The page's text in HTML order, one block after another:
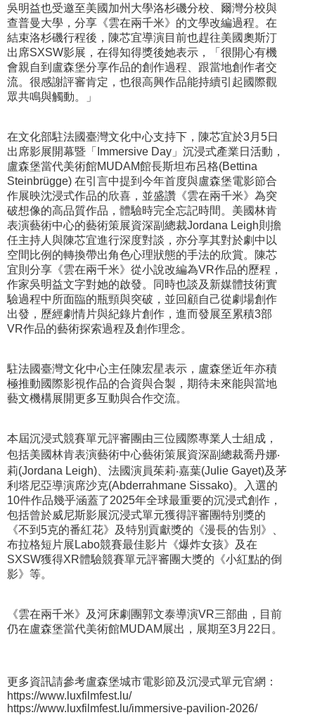
吳明益也受邀至美國加州大學洛杉磯分校、爾灣分校與
查普曼大學，分享《雲在兩千米》的文學改編過程。在
結束洛杉磯行程後，陳芯宜導演目前也趕往美國奧斯汀
出席SXSW影展，在得知得獎後她表示，「很開心有機
會親自到盧森堡分享作品的創作過程、跟當地創作者交
流。很感謝評審肯定，也很高興作品能持續引起國際觀
眾共鳴與觸動。」
在文化部駐法國臺灣文化中心支持下，陳芯宜於3月5日
出席影展開幕暨「Immersive Day」沉浸式產業日活動，
盧森堡當代美術館MUDAM館長斯坦布呂格(Bettina
Steinbrügge) 在引言中提到今年首度與盧森堡電影節合
作展映沈浸式作品的欣喜，並盛讚《雲在兩千米》為突
破想像的高品質作品，體驗時完全忘記時間。美國林肯
表演藝術中心的藝術策展資深副總裁Jordana Leigh則擔
任主持人與陳芯宜進行深度對談，亦分享其對於劇中以
空間比例的轉換帶出角色心理狀態的手法的欣賞。陳芯
宜則分享《雲在兩千米》從小說改編為VR作品的歷程，
作家吳明益文字對她的啟發。同時也談及新媒體技術實
驗過程中所面臨的瓶頸與突破，並回顧自己從劇場創作
出發，歷經劇情片與紀錄片創作，進而發展至累積3部
VR作品的藝術探索過程及創作理念。
駐法國臺灣文化中心主任陳宏星表示，盧森堡近年亦積
極推動國際影視作品的合資與合製，期待未來能與當地
藝文機構展開更多互動與合作交流。
本屆沉浸式競賽單元評審團由三位國際專業人士組成，
包括美國林肯表演藝術中心藝術策展資深副總裁喬丹娜‧
莉(Jordana Leigh)、法國演員茱莉‧嘉葉(Julie Gayet)及茅
利塔尼亞導演席沙克(Abderrahmane Sissako)。入選的
10件作品幾乎涵蓋了2025年全球最重要的沉浸式創作，
包括曾於威尼斯影展沉浸式單元獲得評審團特別獎的
《不到5克的番紅花》及特別貢獻獎的《漫長的告別》、
布拉格短片展Labo競賽最佳影片《爆炸女孩》及在
SXSW獲得XR體驗競賽單元評審團大獎的《小紅點的倒
影》等。
《雲在兩千米》及河床劇團郭文泰導演VR三部曲，目前
仍在盧森堡當代美術館MUDAM展出，展期至3月22日。
更多資訊請參考盧森堡城市電影節及沉浸式單元官網：
https://www.luxfilmfest.lu/
https://www.luxfilmfest.lu/immersive-pavilion-2026/